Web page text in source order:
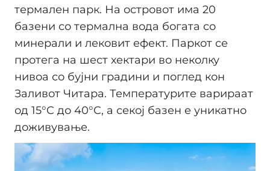
термален парк. На островот има 20
базени со термална вода богата со
минерали и лековит ефект. Паркот се
протега на шест хектари во неколку
нивоа со бујни градини и поглед кон
Заливот Читара. Температурите варираат
од 15°C до 40°C, а секој базен е уникатно
доживување.